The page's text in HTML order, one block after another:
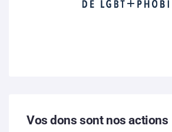
Vos dons sont nos actions